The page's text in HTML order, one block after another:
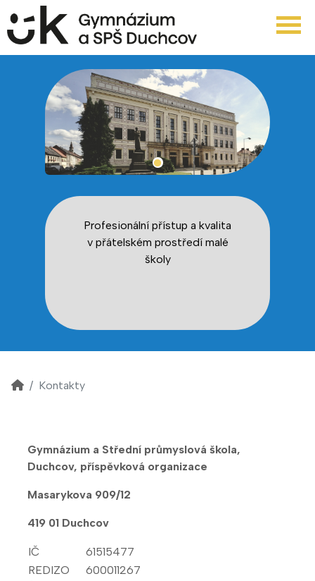
Profesionální přístup a kvalita
v přátelském prostředí malé
školy
Kontakty
Gymnázium a Střední průmyslová škola,
Duchcov, příspěvková organizace
Masarykova 909/12
419 01 Duchcov
IČ
61515477
REDIZO
600011267